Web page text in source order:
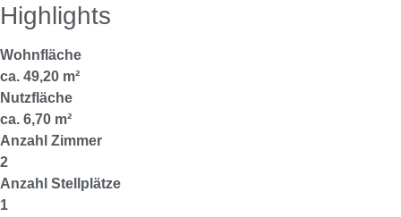
Highlights
Wohnfläche
ca. 49,20 m²
Nutzfläche
ca. 6,70 m²
Anzahl Zimmer
2
Anzahl Stellplätze
1